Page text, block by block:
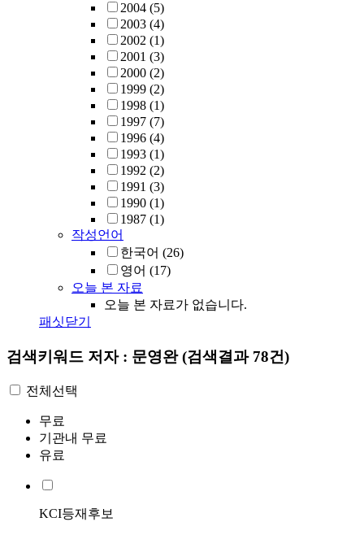
2004 (5)
2003 (4)
2002 (1)
2001 (3)
2000 (2)
1999 (2)
1998 (1)
1997 (7)
1996 (4)
1993 (1)
1992 (2)
1991 (3)
1990 (1)
1987 (1)
작성언어
한국어 (26)
영어 (17)
오늘 본 자료
오늘 본 자료가 없습니다.
패싯닫기
검색키워드 저자 : 문영완(검색결과 78건)
전체선택
무료
기관내 무료
유료
KCI등재후보